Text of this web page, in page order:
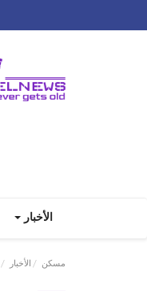
الأخبار
مسكن الأخبار